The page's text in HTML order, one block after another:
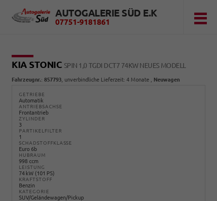
AUTOGALERIE SÜD E.K
07751-9181861
KIA STONIC SPIN 1,0 TGDI DCT7 74KW NEUES MODELL
Fahrzeugnr.: 857793 , unverbindliche Lieferzeit: 4 Monate Neuwagen
GETRIEBE
Automatik
ANTRIEBSACHSE
Frontantrieb
ZYLINDER
3
PARTIKELFILTER
1
SCHADSTOFFKLASSE
Euro 6b
HUBRAUM
998 ccm
LEISTUNG
74 kW (101 PS)
KRAFTSTOFF
Benzin
KATEGORIE
SUV/Geländewagen/Pickup